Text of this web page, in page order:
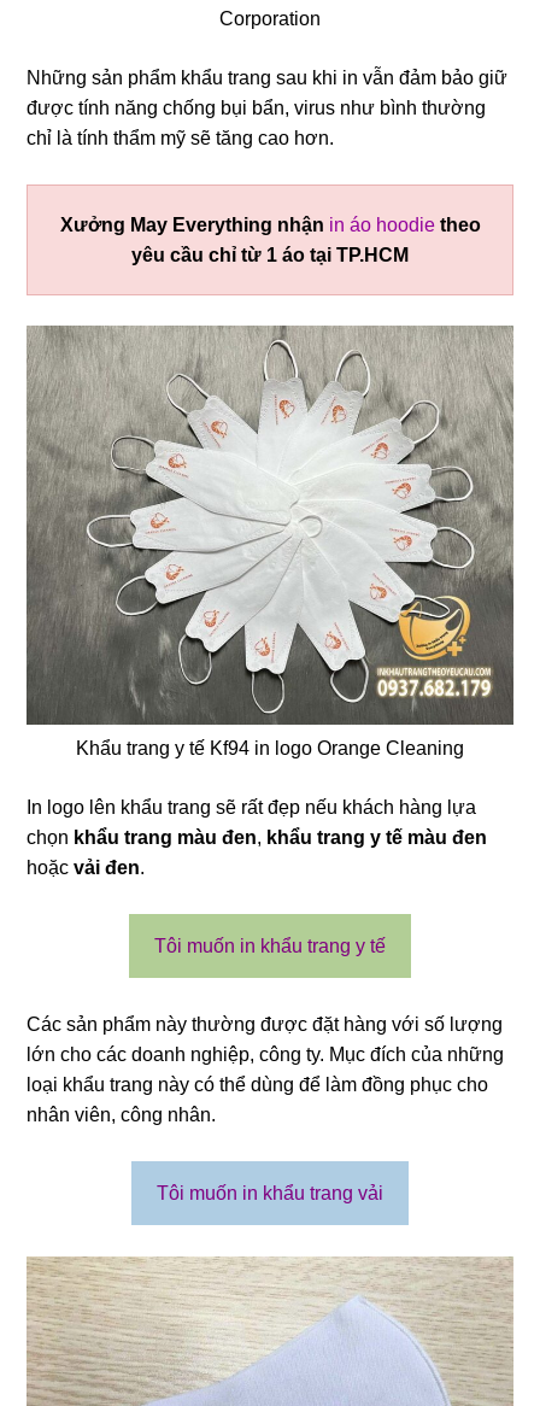
Corporation
Những sản phẩm khẩu trang sau khi in vẫn đảm bảo giữ
được tính năng chống bụi bẩn, virus như bình thường
chỉ là tính thẩm mỹ sẽ tăng cao hơn.
Xưởng May Everything nhận in áo hoodietheo
yêu cầu chỉ từ 1 áo tại TP.HCM
Khẩu trang y tế Kf94 in logo Orange Cleaning
In logo lên khẩu trang sẽ rất đẹp nếu khách hàng lựa
chọn khẩu trang màu đen, khẩu trang y tế màu đen
hoặcvải đen.
Tôi muốn in khẩu trang y tế
Các sản phẩm này thường được đặt hàng với số lượng
lớn cho các doanh nghiệp, công ty. Mục đích của những
loại khẩu trang này có thể dùng để làm đồng phục cho
nhân viên, công nhân.
Tôi muốn in khẩu trang vải
❄
❄